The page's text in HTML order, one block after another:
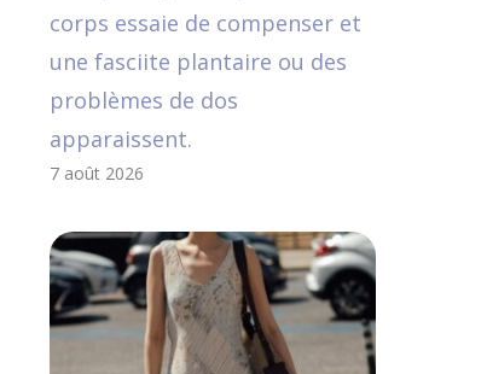
corps essaie de compenser et
une fasciite plantaire ou des
problèmes de dos
apparaissent.
7 août 2026